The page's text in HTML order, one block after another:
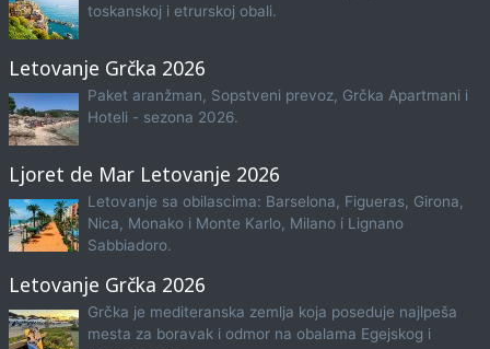
toskanskoj i etrurskoj obali.
Letovanje Grčka 2026
Paket aranžman, Sopstveni prevoz, Grčka Apartmani i
Hoteli - sezona 2026.
Ljoret de Mar Letovanje 2026
Letovanje sa obilascima: Barselona, Figueras, Girona,
Nica, Monako i Monte Karlo, Milano i Lignano
Sabbiadoro.
Letovanje Grčka 2026
Grčka je mediteranska zemlja koja poseduje najlpeša
mesta za boravak i odmor na obalama Egejskog i